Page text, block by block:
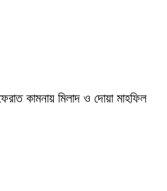
কামনায় মিলাদ ও দোয়া মাহফিল